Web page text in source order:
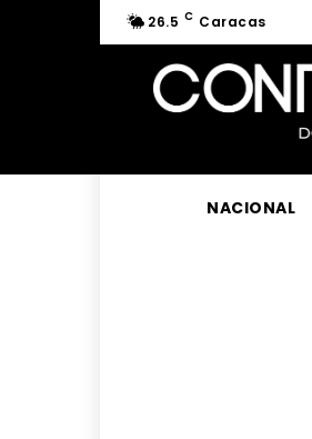
26.5 C Caracas
NACIONAL